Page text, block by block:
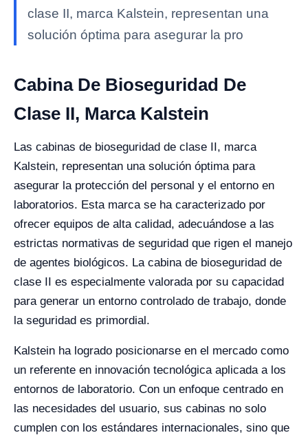
clase II, marca Kalstein, representan una
solución óptima para asegurar la pro
Cabina De Bioseguridad De
Clase II, Marca Kalstein
Las cabinas de bioseguridad de clase II, marca
Kalstein, representan una solución óptima para
asegurar la protección del personal y el entorno en
laboratorios. Esta marca se ha caracterizado por
ofrecer equipos de alta calidad, adecuándose a las
estrictas normativas de seguridad que rigen el manejo
de agentes biológicos. La cabina de bioseguridad de
clase II es especialmente valorada por su capacidad
para generar un entorno controlado de trabajo, donde
la seguridad es primordial.
Kalstein ha logrado posicionarse en el mercado como
un referente en innovación tecnológica aplicada a los
entornos de laboratorio. Con un enfoque centrado en
las necesidades del usuario, sus cabinas no solo
cumplen con los estándares internacionales, sino que